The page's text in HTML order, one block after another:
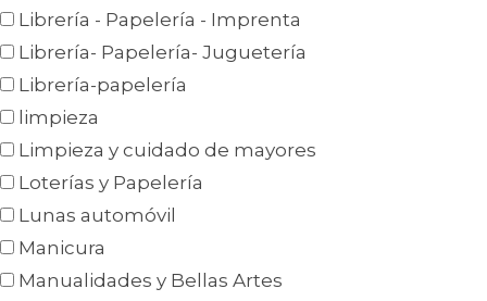
Librería - Papelería - Imprenta
Librería- Papelería- Juguetería
Librería-papelería
limpieza
Limpieza y cuidado de mayores
Loterías y Papelería
Lunas automóvil
Manicura
Manualidades y Bellas Artes